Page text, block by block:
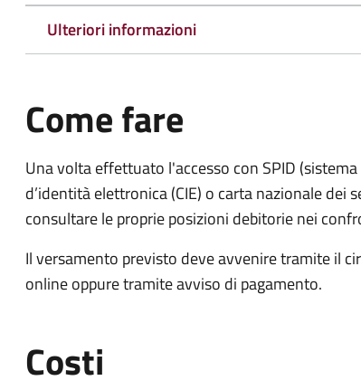
Ulteriori informazioni
Come fare
Una volta effettuato l'accesso con SPID
d’identità elettronica (CIE) o carta nazionale dei
consultare le proprie posizioni debitorie nei
Il versamento previsto deve avvenire tramite il
online oppure tramite avviso di pagamento.
Costi